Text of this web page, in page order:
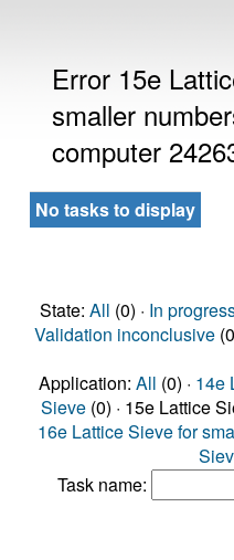
Error 15e
smaller
computer
No tasks to display
State: All (0) · In
Validation inconclusive
Application: All (0) · 14e
Sieve (0) · 15e Lattice
16e Lattice Sieve for
Task name: